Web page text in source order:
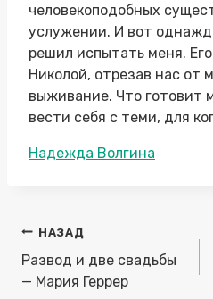
человекоподобных
услужении. И вот
решил испытать меня.
Николой, отрезав нас от
выживание. Что готовит
вести себя с теми, для
Метки
Надежда Волгина
Навигация
по
записям
НАЗАД
Развод и две свадьбы
— Мария Геррер